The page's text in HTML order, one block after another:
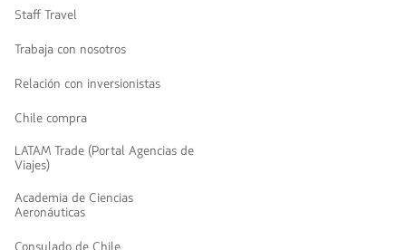
Staff Travel
Trabaja con nosotros
Relación con inversionistas
Chile compra
LATAM Trade (Portal Agencias de
Viajes)
Academia de Ciencias
Aeronáuticas
Consulado de Chile